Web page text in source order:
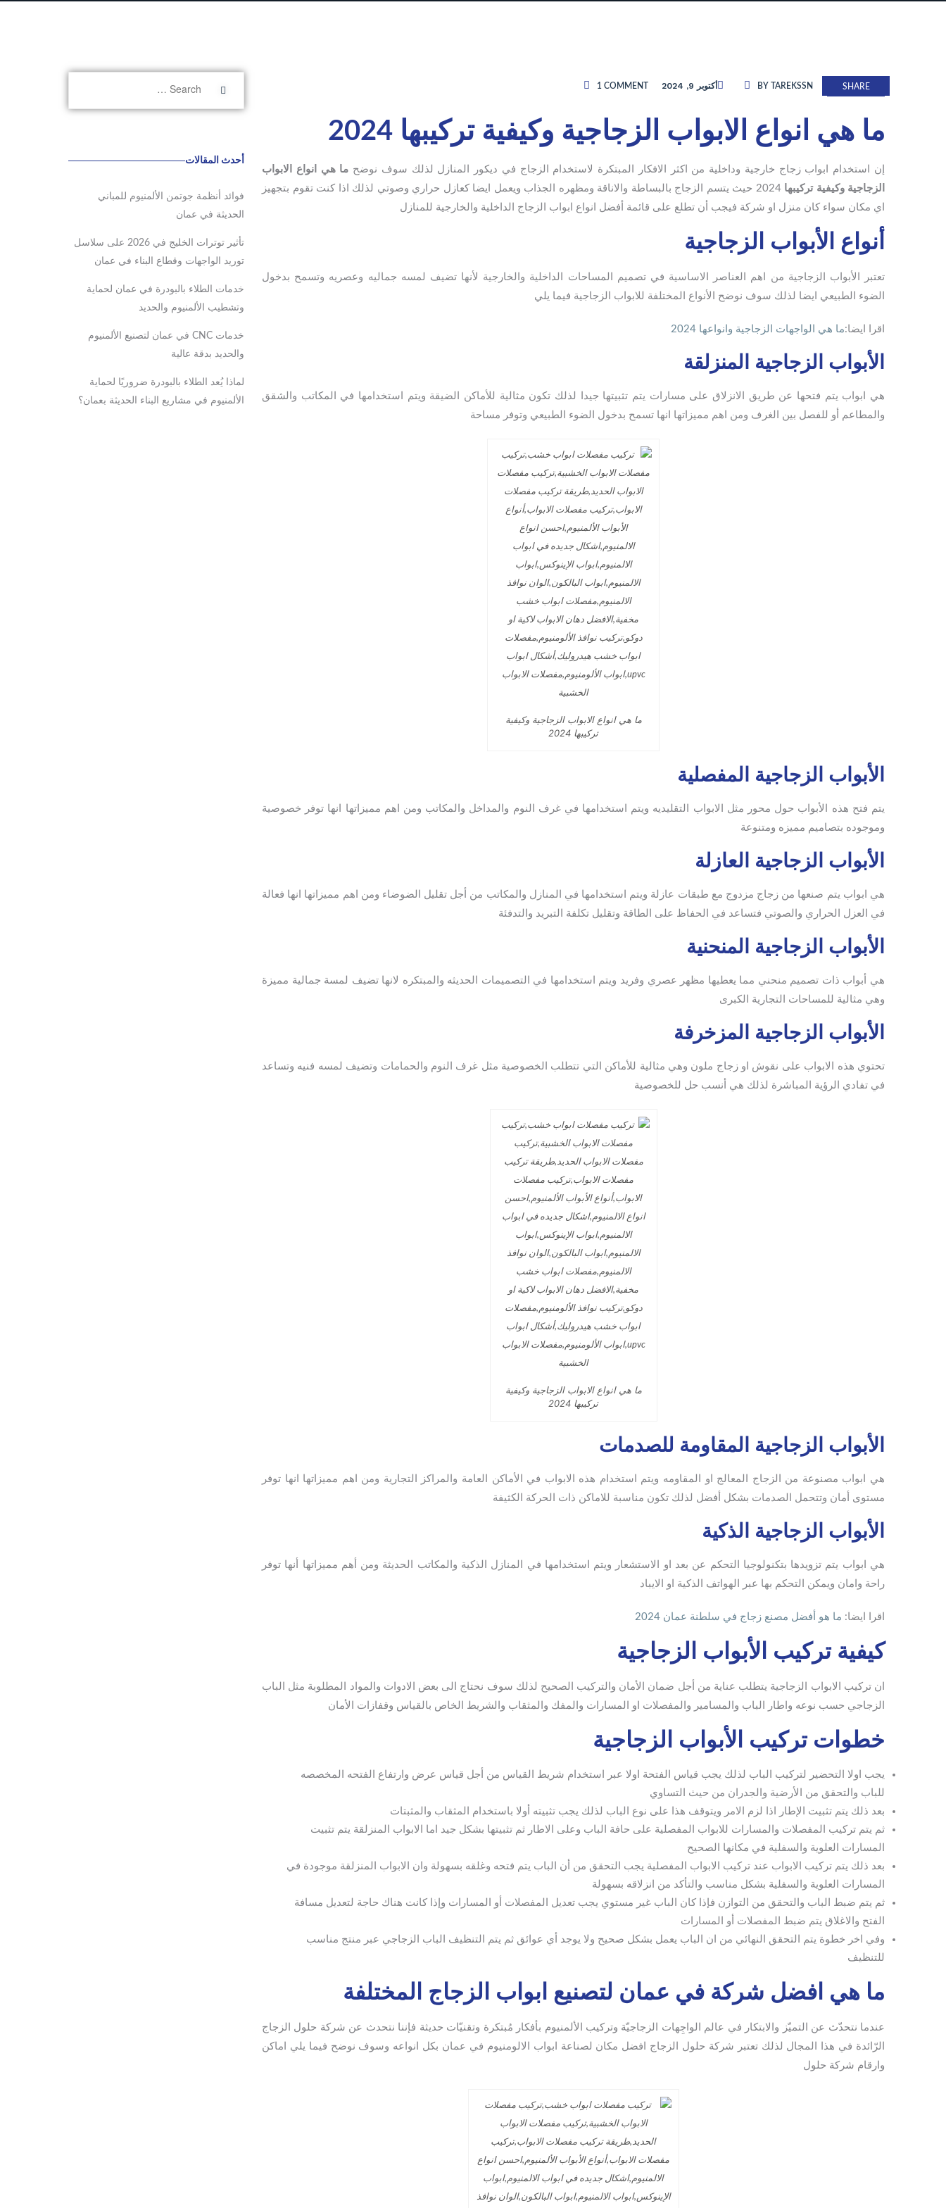
BY TAREKSSN أكتوبر 9, 2024 1 COMMENT SHARE
ما هي انواع الابواب الزجاجية وكيفية تركيبها 2024
إن استخدام ابواب زجاج خارجية وداخلية من اكثر الافكار المبتكرة لاستخدام الزجاج في ديكور المنازل لذلك سوف نوضح ما هي انواع الابواب
الزجاجية وكيفية تركيبها
2024 حيث يتسم الزجاج بالبساطة والاناقة ومظهره الجذاب ويعمل ايضا كعازل حراري وصوتي لذلك اذا كنت تقوم بتجهيز
اي مكان سواء كان منزل او شركة فيجب أن تطلع على قائمة أفضل انواع ابواب الزجاج الداخلية والخارجية للمنازل
أنواع الأبواب الزجاجية
تعتبر الأبواب الزجاجية من اهم العناصر الاساسية في تصميم المساحات الداخلية والخارجية لأنها تضيف لمسه جماليه وعصريه وتسمح بدخول
الضوء الطبيعي ايضا لذلك سوف نوضح الأنواع المختلفة للابواب الزجاجية فيما يلي
اقرا ايضا:ما هي الواجهات الزجاجية وانواعها 2024
الأبواب الزجاجية المنزلقة
هي ابواب يتم فتحها عن طريق الانزلاق على مسارات يتم تثبيتها جيدا لذلك تكون مثالية للأماكن الضيقة ويتم استخدامها في المكاتب والشقق
والمطاعم أو للفصل بين الغرف ومن اهم مميزاتها انها تسمح بدخول الضوء الطبيعي وتوفر مساحة
ما هي انواع الابواب الزجاجية وكيفية
تركيبها 2024
الأبواب الزجاجية المفصلية
يتم فتح هذه الأبواب حول محور مثل الابواب التقليديه ويتم استخدامها في غرف النوم والمداخل والمكاتب ومن اهم مميزاتها انها توفر خصوصية
وموجوده بتصاميم مميزه ومتنوعة
الأبواب الزجاجية العازلة
هي ابواب يتم صنعها من زجاج مزدوج مع طبقات عازلة ويتم استخدامها في المنازل والمكاتب من أجل تقليل الضوضاء ومن اهم مميزاتها انها فعالة
في العزل الحراري والصوتي فتساعد في الحفاظ على الطاقة وتقليل تكلفة التبريد والتدفئة
الأبواب الزجاجية المنحنية
هي أبواب ذات تصميم منحني مما يعطيها مظهر عصري وفريد ويتم استخدامها في التصميمات الحديثه والمبتكره لانها تضيف لمسة جمالية مميزة
وهي مثالية للمساحات التجارية الكبرى
الأبواب الزجاجية المزخرفة
تحتوي هذه الابواب على نقوش او زجاج ملون وهي مثالية للأماكن التي تتطلب الخصوصية مثل غرف النوم والحمامات وتضيف لمسه فنيه وتساعد
في تفادي الرؤية المباشرة لذلك هي أنسب حل للخصوصية
ما هي انواع الابواب الزجاجية وكيفية
تركيبها 2024
الأبواب الزجاجية المقاومة للصدمات
هي ابواب مصنوعة من الزجاج المعالج او المقاومه ويتم استخدام هذه الابواب في الأماكن العامة والمراكز التجارية ومن اهم مميزاتها انها توفر
مستوى أمان وتتحمل الصدمات بشكل أفضل لذلك تكون مناسبة للاماكن ذات الحركة الكثيفة
الأبواب الزجاجية الذكية
هي ابواب يتم تزويدها بتكنولوجيا التحكم عن بعد او الاستشعار ويتم استخدامها في المنازل الذكية والمكاتب الحديثة ومن أهم مميزاتها أنها توفر
راحة وامان ويمكن التحكم بها عبر الهواتف الذكية او الايباد
اقرا ايضا: ما هو أفضل مصنع زجاج في سلطنة عمان 2024
كيفية تركيب الأبواب الزجاجية
ان تركيب الابواب الزجاجية يتطلب عناية من أجل ضمان الأمان والتركيب الصحيح لذلك سوف نحتاج الى بعض الادوات والمواد المطلوبة مثل الباب
الزجاجي حسب نوعه واطار الباب والمسامير والمفصلات او المسارات والمفك والمثقاب والشريط الخاص بالقياس وقفازات الأمان
خطوات تركيب الأبواب الزجاجية
يجب اولا التحضير لتركيب الباب لذلك يجب قياس الفتحة اولا عبر استخدام شريط القياس من أجل قياس عرض وارتفاع الفتحه المخصصه
للباب والتحقق من الأرضية والجدران من حيث التساوي
بعد ذلك يتم تثبيت الإطار اذا لزم الامر ويتوقف هذا على نوع الباب لذلك يجب تثبيته أولا باستخدام المثقاب والمثبتات
ثم يتم تركيب المفصلات والمسارات للابواب المفصلية على حافة الباب وعلى الاطار ثم تثبيتها بشكل جيد اما الابواب المنزلقة يتم تثبيت
المسارات العلوية والسفلية في مكانها الصحيح
بعد ذلك يتم تركيب الابواب عند تركيب الابواب المفصلية يجب التحقق من أن الباب يتم فتحه وغلقه بسهولة وان الابواب المنزلقة موجودة في
المسارات العلوية والسفلية بشكل مناسب والتأكد من انزلاقه بسهولة
ثم يتم ضبط الباب والتحقق من التوازن فإذا كان الباب غير مستوي يجب تعديل المفصلات أو المسارات وإذا كانت هناك حاجة لتعديل مسافة
الفتح والاغلاق يتم ضبط المفصلات أو المسارات
وفي اخر خطوة يتم التحقق النهائي من ان الباب يعمل بشكل صحيح ولا يوجد أي عوائق ثم يتم التنظيف الباب الزجاجي عبر منتج مناسب
للتنظيف
ما هي افضل شركة في عمان لتصنيع ابواب الزجاج المختلفة
عندما نتحدّث عن التميّز والابتكار في عالم الواجِهات الزجاجيّة وتركيب الألمنيوم بأفكار مُبتكرة وتقنيّات حديثة فإننا نتحدث عن شركة حلول الزجاج
الرّائدة في هذا المجال لذلك تعتبر شركة حلول الزجاج افضل مكان لصناعة ابواب الالومنيوم في عمان بكل انواعه وسوف نوضح فيما يلي اماكن
وارقام شركة حلول
أحدث المقالات
فوائد أنظمة جوتمن الألمنيوم للمباني
الحديثة في عمان
تأثير توترات الخليج في 2026 على سلاسل
توريد الواجهات وقطاع البناء في عمان
خدمات الطلاء بالبودرة في عمان لحماية
وتشطيب الألمنيوم والحديد
خدمات CNC في عمان لتصنيع الألمنيوم
والحديد بدقة عالية
لماذا يُعد الطلاء بالبودرة ضروريًا لحماية
الألمنيوم في مشاريع البناء الحديثة بعمان؟